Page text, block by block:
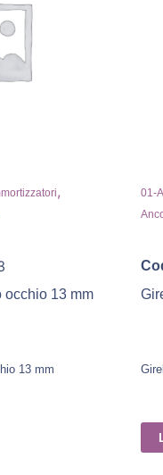
,
occhio 13 mm
13 mm
01-